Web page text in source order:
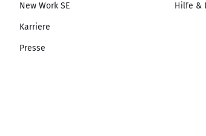
New Work SE
Karriere
Presse
Hilfe &